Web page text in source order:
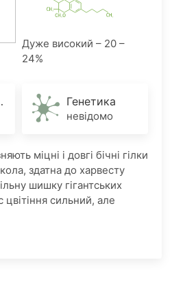
Дуже високий – 20 –
24%
Генетика
невідомо
міцні і довгі бічні гілки
здатна до харвесту
шишку гігантських
цвітіння сильний, але